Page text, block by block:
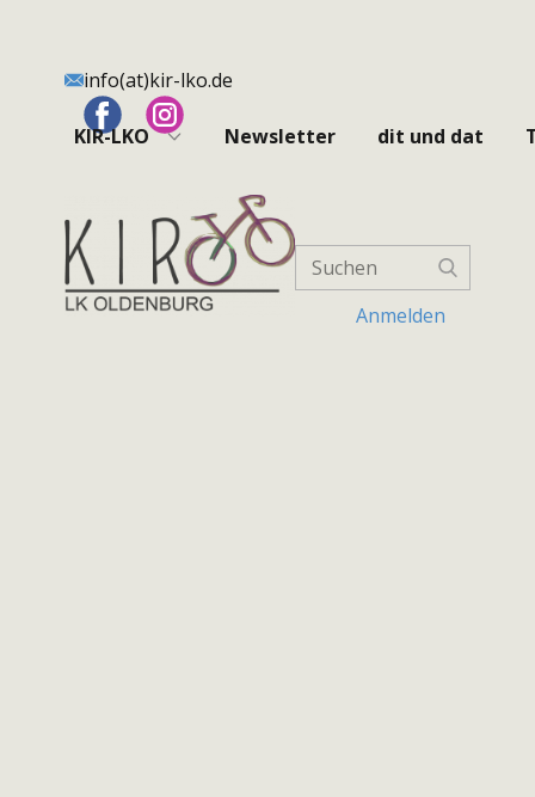
info(at)kir-lko.de
KIR-LKO Newsletter dit und dat
Anmelden